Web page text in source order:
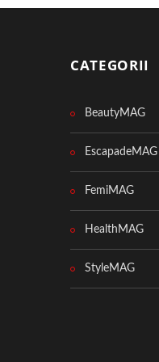
CATEGORII
BeautyMAG
EscapadeMAG
FemiMAG
HealthMAG
StyleMAG